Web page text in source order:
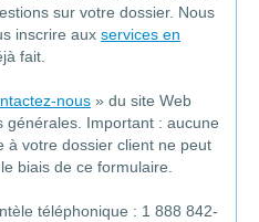
sur votre dossier. Nous
inscrire aux services en
fait.
nous » du site Web
générales. Important : aucune
à votre dossier client ne peut
biais de ce formulaire.
téléphonique : 1 888 842-